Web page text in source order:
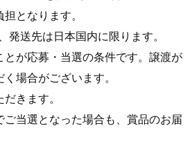
となります。
送先は日本国内に限ります。
が応募・当選の条件です。譲渡が
場合がございます。
きます。
当選となった場合も、賞品のお届